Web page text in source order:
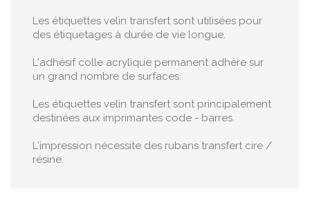
Les étiquettes velin transfert sont utilisées pour
des étiquetages à durée de vie longue.
L'adhésif colle acrylique permanent adhère sur
un grand nombre de surfaces.
Les étiquettes velin transfert sont principalement
destinées aux imprimantes code - barres.
L'impression nécessite des rubans transfert cire /
résine.